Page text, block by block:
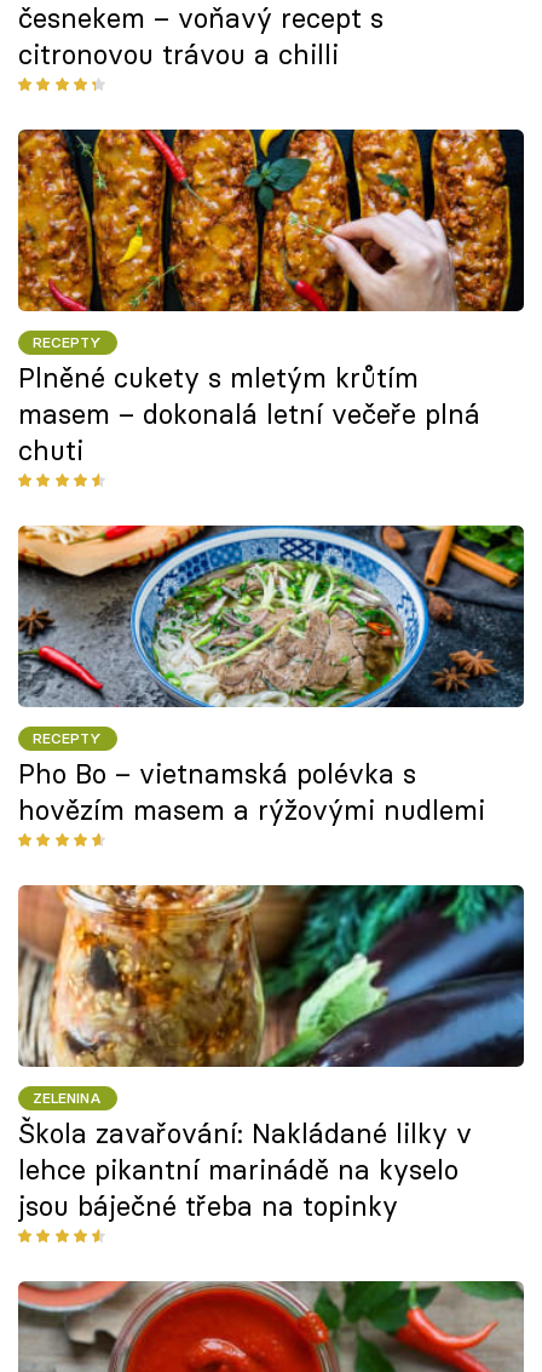
česnekem – voňavý recept s
citronovou trávou a chilli
RECEPTY
Plněné cukety s mletým krůtím
masem – dokonalá letní večeře plná
chuti
RECEPTY
Pho Bo – vietnamská polévka s
hovězím masem a rýžovými nudlemi
ZELENINA
Škola zavařování: Nakládané lilky v
lehce pikantní marinádě na kyselo
jsou báječné třeba na topinky